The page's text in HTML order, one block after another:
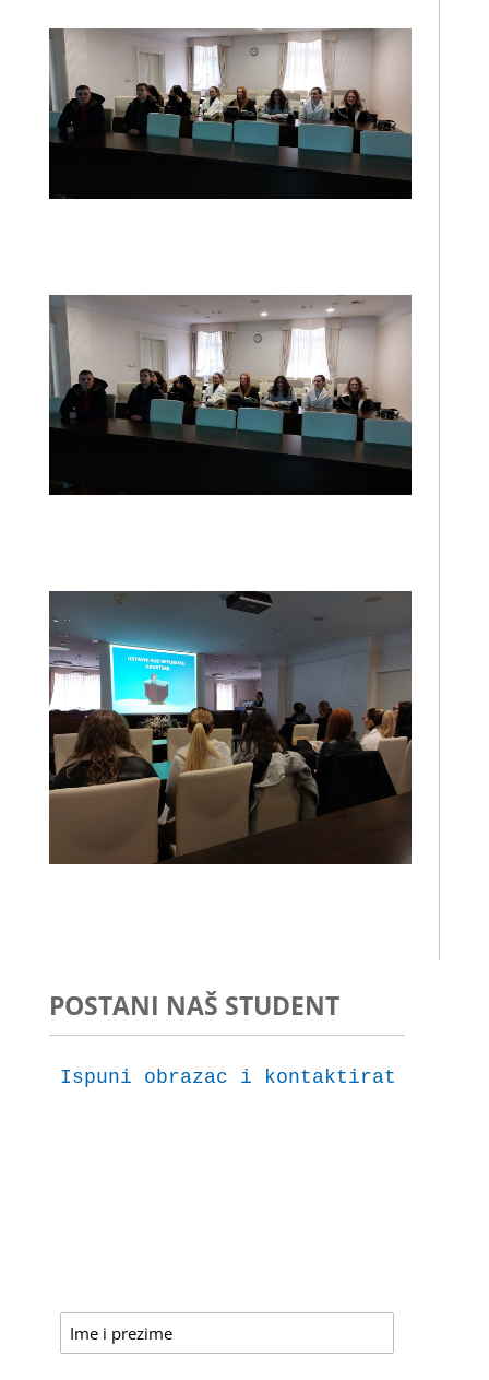
POSTANI NAŠ STUDENT
Ispuni obrazac i kontaktirat ćemo